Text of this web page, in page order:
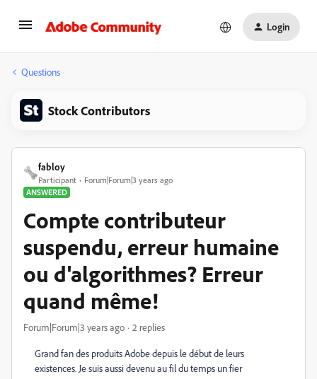
Login
Questions
Stock Contributors
fabloy
Participant
Forum|Forum|3 years ago
ANSWERED
Compte contributeur
suspendu, erreur humaine
ou d'algorithmes? Erreur
quand même!
Forum|Forum|3 years ago 2 replies
Grand fan des produits Adobe depuis le début de leurs
existences. Je suis aussi devenu au fil du temps un fier